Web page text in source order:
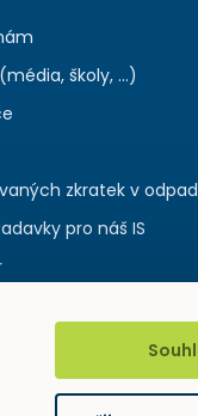
školy, ...)
zkratek v
pro náš IS